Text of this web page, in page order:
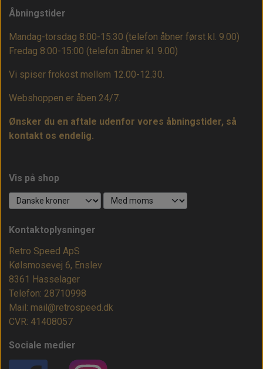
Åbningstider
Mandag-torsdag 8:00-15:30 (telefon åbner først kl. 9.00)
Fredag 8:00-15:00 (telefon åbner kl. 9.00)
Vi spiser frokost mellem 12.00-12.30.
Webshoppen er åben 24/7.
Ønsker du en aftale udenfor vores åbningstider, så
kontakt os endelig.
Vis på shop
Kontaktoplysninger
Retro Speed ApS
Kølsmosevej 6, Enslev
8361 Hasselager
Telefon: 28710998
Mail: mail@retrospeed.dk
CVR: 41408057
Sociale medier